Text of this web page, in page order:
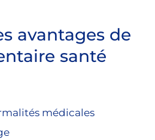
avantages de
santé
médicales